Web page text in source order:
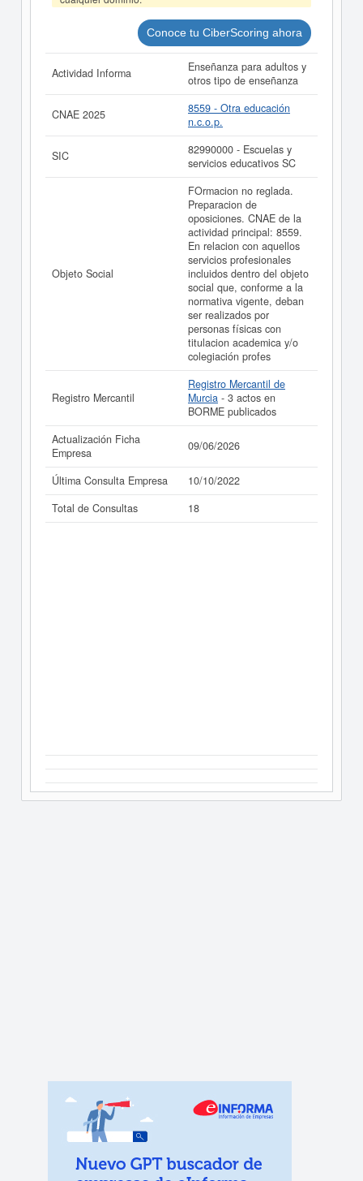
LIMITADA. y consultar los resultados de sus años de
actividad, así como los balances y cuentas de
resultados disponibles.
La última actualización del informe de empresa se ha
realizado el 09/06/2026.
Conoce tu CiberScoring ahora
Actividad Informa
Enseñanza para adultos y
otros tipo de enseñanza
CNAE 2025
8559 - Otra educación
n.c.o.p.
SIC
82990000 - Escuelas y
servicios educativos SC
Objeto Social
FOrmacion no reglada.
Preparacion de
oposiciones. CNAE de la
actividad principal: 8559.
En relacion con aquellos
servicios profesionales
incluidos dentro del objeto
social que, conforme a la
normativa vigente, deban
ser realizados por
personas físicas con
titulacion academica y/o
colegiación profes
Registro Mercantil
Registro Mercantil de
Murcia - 3 actos en
BORME publicados
Actualización Ficha
Empresa
09/06/2026
Última Consulta Empresa
10/10/2022
Total de Consultas
18